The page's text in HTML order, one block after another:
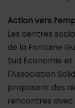
Action vers
Les centres
de la Fontaine
Sud Économie
l'Association
proposent des
rencontres avec